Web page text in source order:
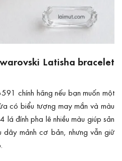
Latisha bracelet
chính hãng nếu bạn muốn một
có biểu tượng may mắn và màu
đính pha lê nhiều màu giúp sản
mảnh cơ bản, nhưng vẫn giữ